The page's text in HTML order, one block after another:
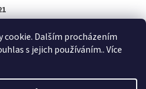
cookie. Dalším procházením
s jejich používáním.. Více